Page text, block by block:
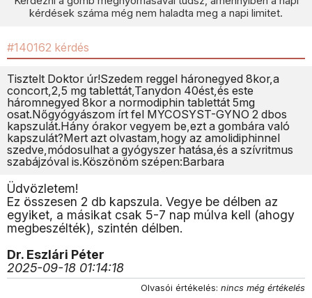
kérdések száma még nem haladta meg a napi limitet.
#140162 kérdés
Tisztelt Doktor úr!Szedem reggel háronegyed 8kor,a
concort,2,5 mg tablettát,Tanydon 40ést,és este
háromnegyed 8kor a normodiphin tablettát 5mg
osat.Nőgyógyászom írt fel MYCOSYST-GYNO 2 dbos
kapszulát.Hány órakor vegyem be,ezt a gombára való
kapszulát?Mert azt olvastam,hogy az amolidiphinnel
szedve,módosulhat a gyógyszer hatása,és a szívritmus
szabájzóval is.Köszönöm szépen:Barbara
Üdvözletem!
Ez összesen 2 db kapszula. Vegye be délben az
egyiket, a másikat csak 5-7 nap múlva kell (ahogy
megbeszélték), szintén délben.
Dr. Eszlári Péter
2025-09-18 01:14:18
Olvasói értékelés: nincs még értékelés